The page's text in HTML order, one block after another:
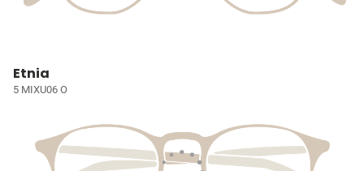
Etnia
5 MIXU06 O